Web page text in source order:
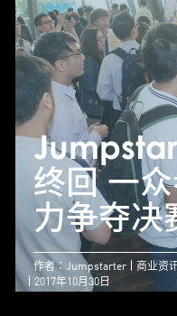
【
访】团队
上 初创愈
── 陈龙
终回 一
力争夺决
作者：Jumpstarter
商业资
2017年10月30日